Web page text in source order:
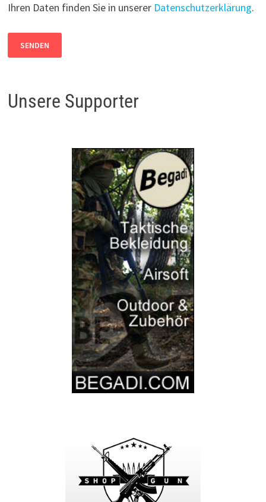
Ihren Daten finden Sie in unserer Datenschutzerklärung.
Unsere Supporter